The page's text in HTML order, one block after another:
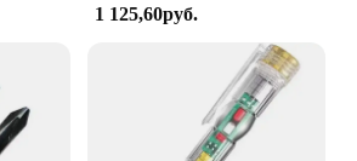
1 125,60руб.